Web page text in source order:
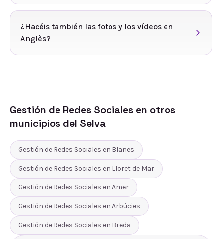
¿Hacéis también las fotos y los vídeos en
Anglès?
Gestión de Redes Sociales en otros
municipios del Selva
Gestión de Redes Sociales en Blanes
Gestión de Redes Sociales en Lloret de Mar
Gestión de Redes Sociales en Amer
Gestión de Redes Sociales en Arbúcies
Gestión de Redes Sociales en Breda